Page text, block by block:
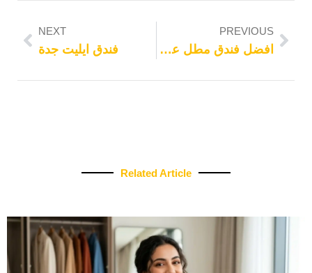
PREVIOUS
افضل فندق مطل على الكعبة
NEXT
فندق ايليت جدة
Related Article